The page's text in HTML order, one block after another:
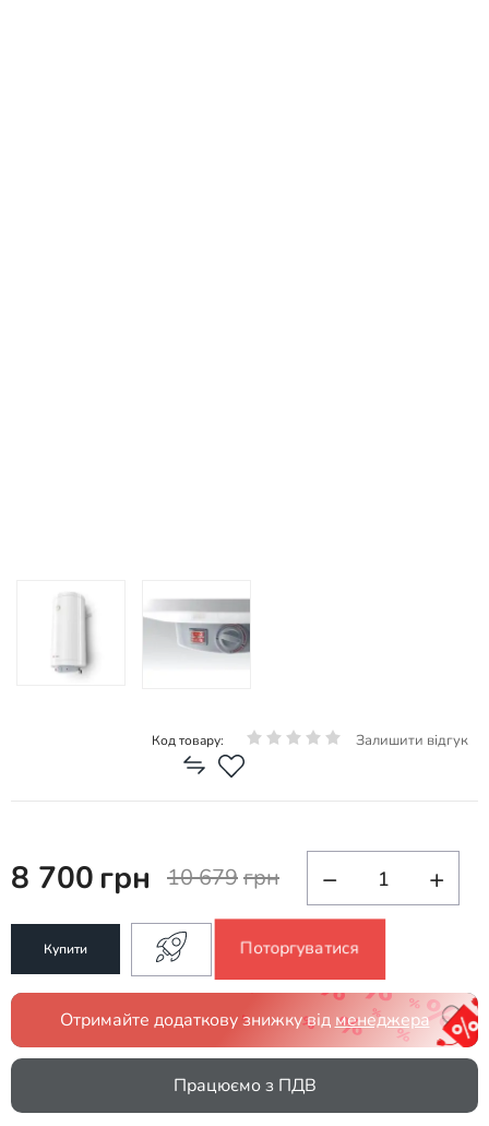
Код товару: Залишити відгук
8 700 грн 10 679грн − +
Купити Поторгуватися
Отримайте додаткову знижку від менеджера
Працюємо з ПДВ